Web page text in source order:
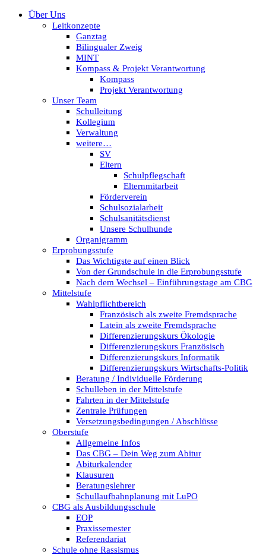
Über Uns
Leitkonzepte
Ganztag
Bilingualer Zweig
MINT
Kompass & Projekt Verantwortung
Kompass
Projekt Verantwortung
Unser Team
Schulleitung
Kollegium
Verwaltung
weitere…
SV
Eltern
Schulpflegschaft
Elternmitarbeit
Förderverein
Schulsozialarbeit
Schulsanitätsdienst
Unsere Schulhunde
Organigramm
Erprobungsstufe
Das Wichtigste auf einen Blick
Von der Grundschule in die Erprobungsstufe
Nach dem Wechsel – Einführungstage am CBG
Mittelstufe
Wahlpflichtbereich
Französisch als zweite Fremdsprache
Latein als zweite Fremdsprache
Differenzierungskurs Ökologie
Differenzierungskurs Französisch
Differenzierungskurs Informatik
Differenzierungskurs Wirtschafts-Politik
Beratung / Individuelle Förderung
Schulleben in der Mittelstufe
Fahrten in der Mittelstufe
Zentrale Prüfungen
Versetzungsbedingungen / Abschlüsse
Oberstufe
Allgemeine Infos
Das CBG – Dein Weg zum Abitur
Abiturkalender
Klausuren
Beratungslehrer
Schullaufbahnplanung mit LuPO
CBG als Ausbildungsschule
EOP
Praxissemester
Referendariat
Schule ohne Rassismus